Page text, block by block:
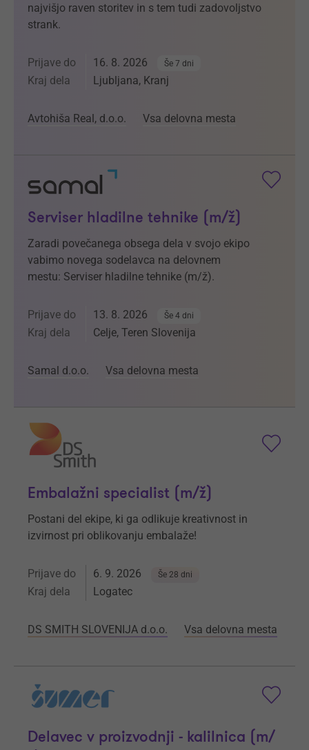
najvišjo raven storitev in s tem tudi zadovoljstvo
strank.
Prijave do 16. 8. 2026 Še 7 dni
Kraj dela Ljubljana, Kranj
Avtohiša Real, d.o.o. Vsa delovna mesta
Serviser hladilne tehnike (m/ž)
Zaradi povečanega obsega dela v svojo ekipo
vabimo novega sodelavca na delovnem
mestu: Serviser hladilne tehnike (m/ž).
Prijave do 13. 8. 2026 Še 4 dni
Kraj dela Celje, Teren Slovenija
Samal d.o.o. Vsa delovna mesta
Embalažni specialist (m/ž)
Postani del ekipe, ki ga odlikuje kreativnost in
izvirnost pri oblikovanju embalaže!
Prijave do 6. 9. 2026 Še 28 dni
Kraj dela Logatec
DS SMITH SLOVENIJA d.o.o. Vsa delovna mesta
Delavec v proizvodnji - kalilnica (m/